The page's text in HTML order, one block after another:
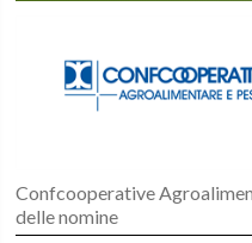
Confcooperative
delle nomine